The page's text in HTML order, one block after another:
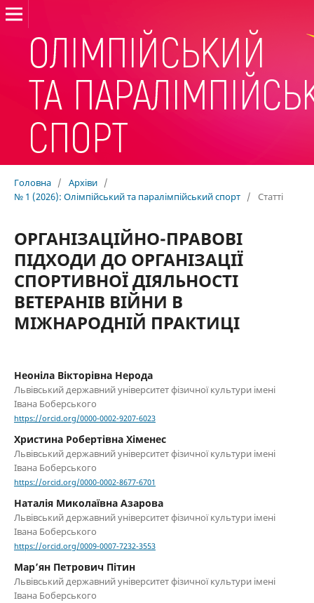
Головна / Архіви /
№ 1 (2026): Олімпійський та паралімпійський спорт / Статті
ОРГАНІЗАЦІЙНО-ПРАВОВІ
ПІДХОДИ ДО ОРГАНІЗАЦІЇ
СПОРТИВНОЇ ДІЯЛЬНОСТІ
ВЕТЕРАНІВ ВІЙНИ В
МІЖНАРОДНІЙ ПРАКТИЦІ
Неоніла Вікторівна Нерода
Львівський державний університет фізичної культури імені
Івана Боберського
https://orcid.org/0000-0002-9207-6023
Христина Робертівна Хіменес
Львівський державний університет фізичної культури імені
Івана Боберського
https://orcid.org/0000-0002-8677-6701
Наталія Миколаївна Азарова
Львівський державний університет фізичної культури імені
Івана Боберського
https://orcid.org/0009-0007-7232-3553
Мар’ян Петрович Пітин
Львівський державний університет фізичної культури імені
Івана Боберського